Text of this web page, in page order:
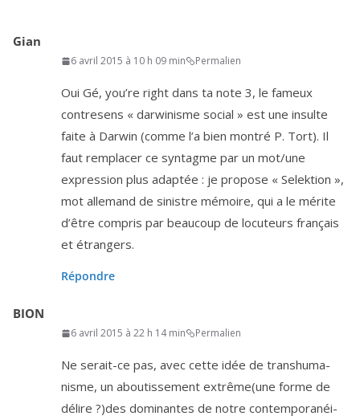
Gian
6 avril 2015 à 10 h 09 min Permalien
Oui Gé, you’re right dans ta note 3, le fameux
contre­sens « dar­wi­nisme social » est une insulte
faite à Darwin (comme l’a bien mon­tré P. Tort). Il
faut rem­pla­cer ce syn­tagme par un mot/​une
expres­sion plus adap­tée : je pro­pose « Selektion »,
mot alle­mand de sinistre mémoire, qui a le mérite
d’être com­pris par beau­coup de locu­teurs fran­çais
et étrangers.
Répondre
BION
6 avril 2015 à 22 h 14 min Permalien
Ne serait-ce pas, avec cette idée de trans­hu­ma­
nisme, un abou­tis­se­ment extrême(une forme de
délire ?)des domi­nantes de notre contem­po­ra­néi­